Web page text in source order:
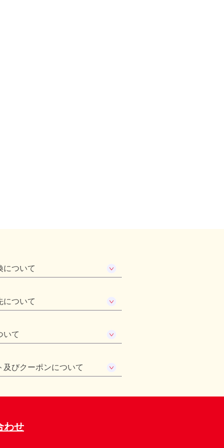
について
について
いて
及びクーポンについて
わせ